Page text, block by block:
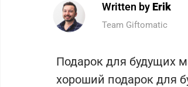
Written by Erik
Team Giftomatic
Подарок для будущих
хороший подарок для